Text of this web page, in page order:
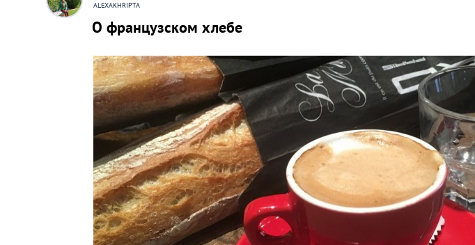
Алматы
Астана
Афины
Киев
Лондон
Лос-Анджелес
ALEXAKHRIPTA
О французском хлебе